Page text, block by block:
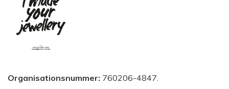
Organisationsnummer: 760206-4847.